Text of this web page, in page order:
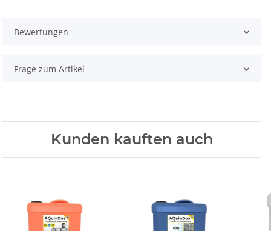
Bewertungen
Frage zum Artikel
Kunden kauften auch